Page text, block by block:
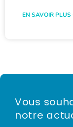
EN SAVOIR PLUS
Vous
notre